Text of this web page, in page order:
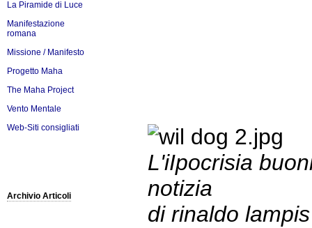
La Piramide di Luce
Manifestazione
romana
Missione / Manifesto
Progetto Maha
The Maha Project
Vento Mentale
Web-Siti consigliati
Archivio Articoli
L'iIpocrisia
notizia
di rinaldo lampis